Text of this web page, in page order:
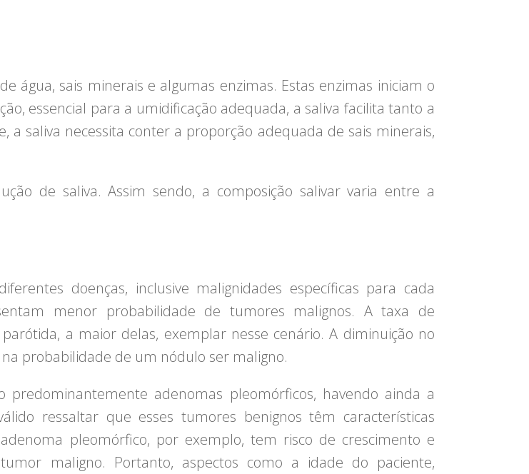
água, sais minerais e algumas enzimas. Estas enzimas iniciam o
essencial para a umidificação adequada, a saliva facilita tanto a
a saliva necessita conter a proporção adequada de sais minerais,
de saliva. Assim sendo, a composição salivar varia entre a
doenças, inclusive malignidades específicas para cada
menor probabilidade de tumores malignos. A taxa de
a maior delas, exemplar nesse cenário. A diminuição no
probabilidade de um nódulo ser maligno.
predominantemente adenomas pleomórficos, havendo ainda a
ressaltar que esses tumores benignos têm características
pleomórfico, por exemplo, tem risco de crescimento e
maligno. Portanto, aspectos como a idade do paciente,